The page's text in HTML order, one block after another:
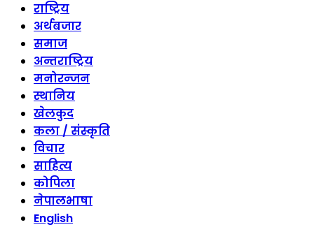
राष्ट्रिय
अर्थबजार
समाज
अन्तराष्ट्रिय
मनोरन्जन
स्थानिय
खेलकुद
कला / संस्कृति
विचार
साहित्य
कोपिला
नेपालभाषा
English